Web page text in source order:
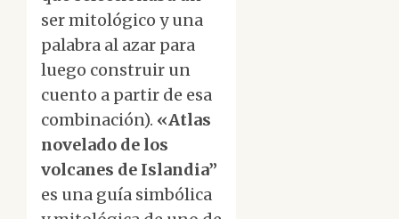
ser mitológico y una
palabra al azar para
luego construir un
cuento a partir de esa
combinación). «Atlas
novelado de los
volcanes de Islandia”
es una guía simbólica